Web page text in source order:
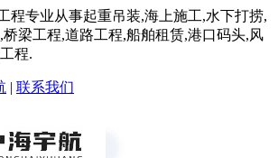
程专业从事起重吊装,海上施工,水下打捞,
梁工程,道路工程,船舶租赁,港口码头,风
程.
| 联系我们